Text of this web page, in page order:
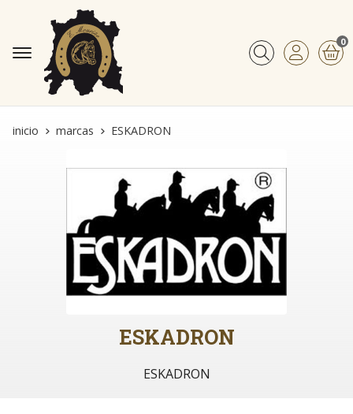
Buscar
0
inicio marcas ESKADRON
ESKADRON
ESKADRON